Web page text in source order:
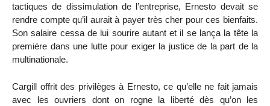
tactiques de dissimulation de l’entreprise, Ernesto devait se
rendre compte qu’il aurait à payer très cher pour ces bienfaits.
Son salaire cessa de lui sourire autant et il se lança la tête la
première dans une lutte pour exiger la justice de la part de la
multinationale.
Cargill offrit des privilèges à Ernesto, ce qu’elle ne fait jamais
avec les ouvriers dont on rogne la liberté dès qu’on les